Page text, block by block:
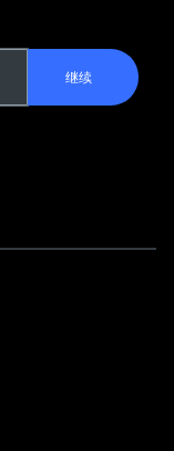
继续